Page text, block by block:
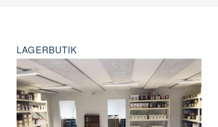
LAGERBUTIK